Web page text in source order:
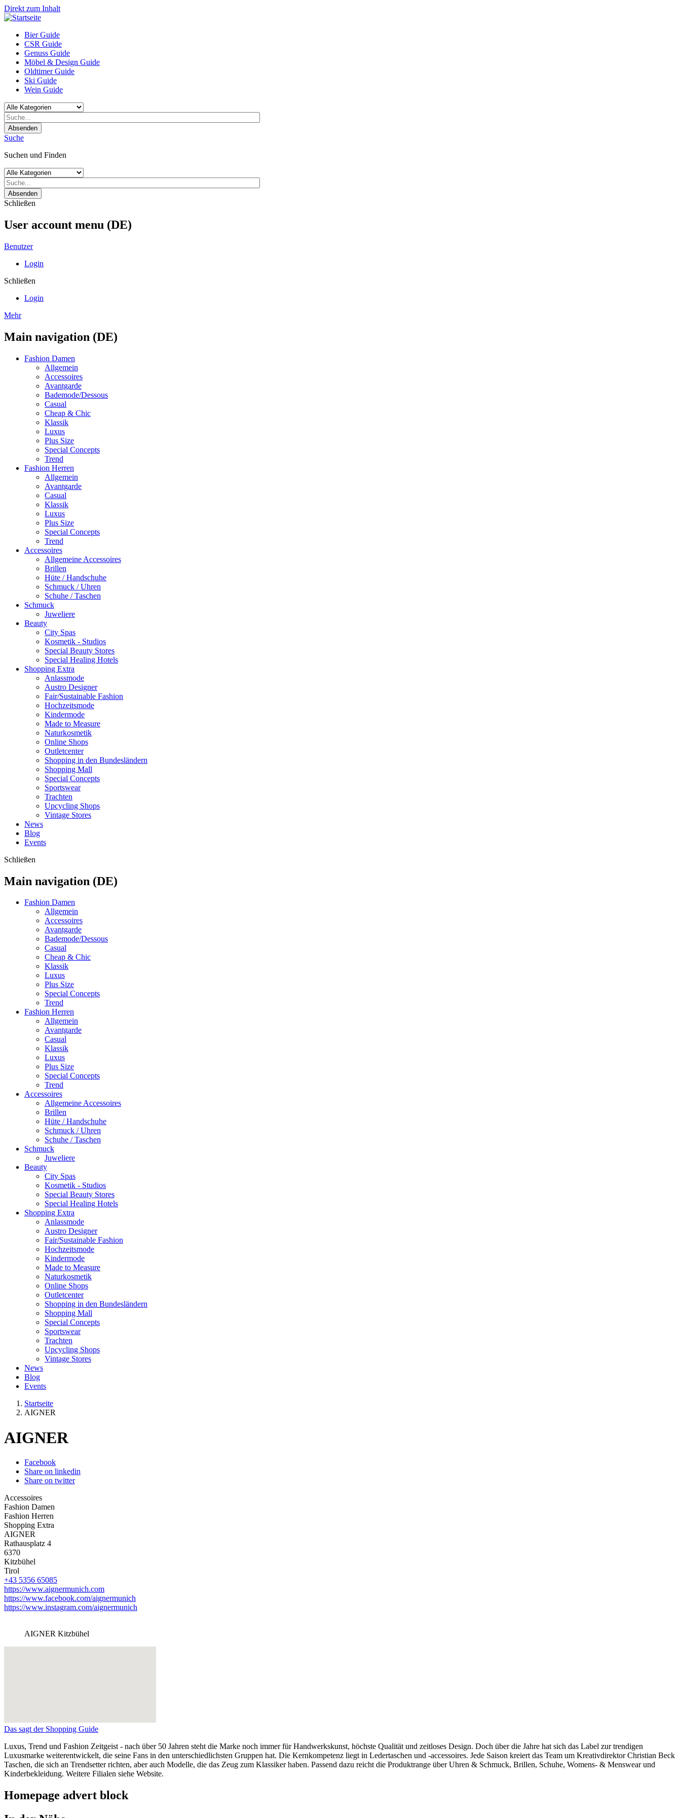
Direkt zum Inhalt
Bier Guide
CSR Guide
Genuss Guide
Möbel & Design Guide
Oldtimer Guide
Ski Guide
Wein Guide
Absenden
Suche
Suchen und Finden
Absenden
Schließen
User account menu (DE)
Benutzer
Login
Schließen
Login
Mehr
Main navigation (DE)
Fashion Damen
Allgemein
Accessoires
Avantgarde
Bademode/Dessous
Casual
Cheap & Chic
Klassik
Luxus
Plus Size
Special Concepts
Trend
Fashion Herren
Allgemein
Avantgarde
Casual
Klassik
Luxus
Plus Size
Special Concepts
Trend
Accessoires
Allgemeine Accessoires
Brillen
Hüte / Handschuhe
Schmuck / Uhren
Schuhe / Taschen
Schmuck
Juweliere
Beauty
City Spas
Kosmetik - Studios
Special Beauty Stores
Special Healing Hotels
Shopping Extra
Anlassmode
Austro Designer
Fair/Sustainable Fashion
Hochzeitsmode
Kindermode
Made to Measure
Naturkosmetik
Online Shops
Outletcenter
Shopping in den Bundesländern
Shopping Mall
Special Concepts
Sportswear
Trachten
Upcycling Shops
Vintage Stores
News
Blog
Events
Schließen
Main navigation (DE)
Fashion Damen
Allgemein
Accessoires
Avantgarde
Bademode/Dessous
Casual
Cheap & Chic
Klassik
Luxus
Plus Size
Special Concepts
Trend
Fashion Herren
Allgemein
Avantgarde
Casual
Klassik
Luxus
Plus Size
Special Concepts
Trend
Accessoires
Allgemeine Accessoires
Brillen
Hüte / Handschuhe
Schmuck / Uhren
Schuhe / Taschen
Schmuck
Juweliere
Beauty
City Spas
Kosmetik - Studios
Special Beauty Stores
Special Healing Hotels
Shopping Extra
Anlassmode
Austro Designer
Fair/Sustainable Fashion
Hochzeitsmode
Kindermode
Made to Measure
Naturkosmetik
Online Shops
Outletcenter
Shopping in den Bundesländern
Shopping Mall
Special Concepts
Sportswear
Trachten
Upcycling Shops
Vintage Stores
News
Blog
Events
Startseite
AIGNER
AIGNER
Facebook
Share on linkedin
Share on twitter
Accessoires
Fashion Damen
Fashion Herren
Shopping Extra
AIGNER
Rathausplatz 4
6370
Kitzbühel
Tirol
+43 5356 65085
https://www.aignermunich.com
https://www.facebook.com/aignermunich
https://www.instagram.com/aignermunich
AIGNER Kitzbühel
Das sagt der Shopping Guide
Luxus, Trend und Fashion Zeitgeist - nach über 50 Jahren steht die Marke noch immer für Handwerkskunst, höchste Qualität und zeitloses Design. Doch über die Jahre hat sich das Label zur trendigen
Luxusmarke weiterentwickelt, die seine Fans in den unterschiedlichsten Gruppen hat. Die Kernkompetenz liegt in Ledertaschen und -accessoires. Jede Saison kreiert das Team um Kreativdirektor Christian Beck
Taschen, die sich an Trendsetter richten, aber auch Modelle, die das Zeug zum Klassiker haben. Passend dazu reicht die Produktrange über Uhren & Schmuck, Brillen, Schuhe, Womens- & Menswear und
Kinderbekleidung. Weitere Filialen siehe Website.
Homepage advert block